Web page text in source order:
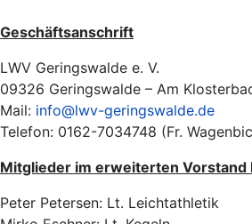
Geschäftsanschrift
LWV Geringswalde e. V.
09326 Geringswalde – Am
Mail: info@lwv-geringswalde.de
Telefon: 0162-7034748 (Fr.
Mitglieder im erweiterten Vorstand
Peter Petersen: Lt. Leichtathletik